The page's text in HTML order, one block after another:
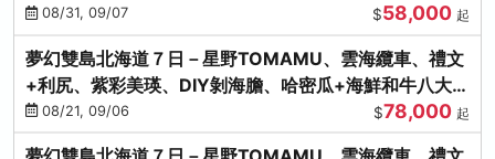
08/31, 09/07 $58,000 起
夢幻雙島北海道７日－星野TOMAMU、雲海纜車、禮文
+利尻、紫彩美瑛、DIY剝海膽、哈密瓜+海鮮和牛八大螃
蟹吃到飽
08/21, 09/06 $78,000 起